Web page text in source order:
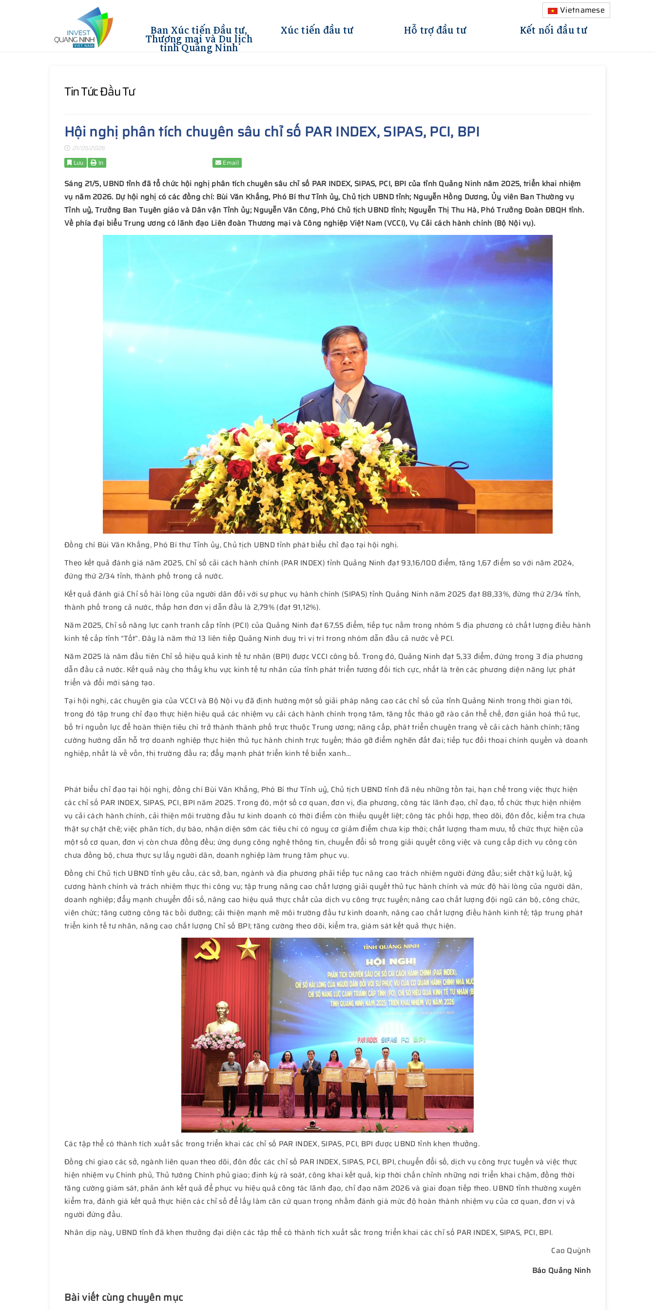
Vietnamese
Ban Xúc tiến Đầu tư,
Thương mại và Du lịch
tỉnh Quảng Ninh
Xúc tiến đầu tư Hỗ trợ đầu tư Kết nối đầu tư
Tin Tức Đầu Tư
Hội nghị phân tích chuyên sâu chỉ số PAR INDEX, SIPAS, PCI, BPI
21/05/2026
Lưu
In Email
Sáng 21/5, UBND tỉnh đã tổ chức hội nghị phân tích chuyên sâu chỉ số PAR INDEX, SIPAS, PCI, BPI của tỉnh Quảng Ninh năm 2025, triển khai nhiệm
vụ năm 2026. Dự hội nghị có các đồng chí: Bùi Văn Khắng, Phó Bí thư Tỉnh ủy, Chủ tịch UBND tỉnh; Nguyễn Hồng Dương, Ủy viên Ban Thường vụ
Tỉnh uỷ, Trưởng Ban Tuyên giáo và Dân vận Tỉnh ủy; Nguyễn Văn Công, Phó Chủ tịch UBND tỉnh; Nguyễn Thị Thu Hà, Phó Trưởng Đoàn ĐBQH tỉnh.
Về phía đại biểu Trung ương có lãnh đạo Liên đoàn Thương mại và Công nghiệp Việt Nam (VCCI), Vụ Cải cách hành chính (Bộ Nội vụ).
Đồng chí Bùi Văn Khắng, Phó Bí thư Tỉnh ủy, Chủ tịch UBND tỉnh phát biểu chỉ đạo tại hội nghị.
Theo kết quả đánh giá năm 2025, Chỉ số cải cách hành chính (PAR INDEX) tỉnh Quảng Ninh đạt 93,16/100 điểm, tăng 1,67 điểm so với năm 2024,
đứng thứ 2/34 tỉnh, thành phố trong cả nước.
Kết quả đánh giá Chỉ số hài lòng của người dân đối với sự phục vụ hành chính (SIPAS) tỉnh Quảng Ninh năm 2025 đạt 88,33%, đứng thứ 2/34 tỉnh,
thành phố trong cả nước, thấp hơn đơn vị dẫn đầu là 2,79% (đạt 91,12%).
Năm 2025, Chỉ số năng lực cạnh tranh cấp tỉnh (PCI) của Quảng Ninh đạt 67,55 điểm, tiếp tục nằm trong nhóm 5 địa phương có chất lượng điều hành
kinh tế cấp tỉnh “Tốt”. Đây là năm thứ 13 liên tiếp Quảng Ninh duy trì vị trí trong nhóm dẫn đầu cả nước về PCI.
Năm 2025 là năm đầu tiên Chỉ số hiệu quả kinh tế tư nhân (BPI) được VCCI công bố. Trong đó, Quảng Ninh đạt 5,33 điểm, đứng trong 3 địa phương
dẫn đầu cả nước. Kết quả này cho thấy khu vực kinh tế tư nhân của tỉnh phát triển tương đối tích cực, nhất là trên các phương diện năng lực phát
triển và đổi mới sáng tạo.
Tại hội nghị, các chuyên gia của VCCI và Bộ Nội vụ đã định hướng một số giải pháp nâng cao các chỉ số của tỉnh Quảng Ninh trong thời gian tới,
trong đó tập trung chỉ đạo thực hiện hiệu quả các nhiệm vụ cải cách hành chính trọng tâm, tăng tốc tháo gỡ rào cản thể chế, đơn giản hoá thủ tục,
bố trí nguồn lực để hoàn thiện tiêu chí trở thành thành phố trực thuộc Trung ương; nâng cấp, phát triển chuyên trang về cải cách hành chính; tăng
cường hướng dẫn hỗ trợ doanh nghiệp thực hiện thủ tục hành chính trực tuyến; tháo gỡ điểm nghẽn đất đai; tiếp tục đối thoại chính quyền và doanh
nghiệp, nhất là về vốn, thị trường đầu ra; đẩy mạnh phát triển kinh tế biển xanh…
Phát biểu chỉ đạo tại hội nghị, đồng chí Bùi Văn Khắng, Phó Bí thư Tỉnh uỷ, Chủ tịch UBND tỉnh đã nêu những tồn tại, hạn chế trong việc thực hiện
các chỉ số PAR INDEX, SIPAS, PCI, BPI năm 2025. Trong đó, một số cơ quan, đơn vị, địa phương, công tác lãnh đạo, chỉ đạo, tổ chức thực hiện nhiệm
vụ cải cách hành chính, cải thiện môi trường đầu tư kinh doanh có thời điểm còn thiếu quyết liệt; công tác phối hợp, theo dõi, đôn đốc, kiểm tra chưa
thật sự chặt chẽ; việc phân tích, dự báo, nhận diện sớm các tiêu chí có nguy cơ giảm điểm chưa kịp thời; chất lượng tham mưu, tổ chức thực hiện của
một số cơ quan, đơn vị còn chưa đồng đều; ứng dụng công nghệ thông tin, chuyển đổi số trong giải quyết công việc và cung cấp dịch vụ công còn
chưa đồng bộ, chưa thực sự lấy người dân, doanh nghiệp làm trung tâm phục vụ.
Đồng chí Chủ tịch UBND tỉnh yêu cầu, các sở, ban, ngành và địa phương phải tiếp tục nâng cao trách nhiệm người đứng đầu; siết chặt kỷ luật, kỷ
cương hành chính và trách nhiệm thực thi công vụ; tập trung nâng cao chất lượng giải quyết thủ tục hành chính và mức độ hài lòng của người dân,
doanh nghiệp; đẩy mạnh chuyển đổi số, nâng cao hiệu quả thực chất của dịch vụ công trực tuyến; nâng cao chất lượng đội ngũ cán bộ, công chức,
viên chức; tăng cường công tác bồi dưỡng; cải thiện mạnh mẽ môi trường đầu tư kinh doanh, nâng cao chất lượng điều hành kinh tế; tập trung phát
triển kinh tế tư nhân, nâng cao chất lượng Chỉ số BPI; tăng cường theo dõi, kiểm tra, giám sát kết quả thực hiện.
Các tập thể có thành tích xuất sắc trong triển khai các chỉ số PAR INDEX, SIPAS, PCI, BPI được UBND tỉnh khen thưởng.
Đồng chí giao các sở, ngành liên quan theo dõi, đôn đốc các chỉ số PAR INDEX, SIPAS, PCI, BPI, chuyển đổi số, dịch vụ công trực tuyến và việc thực
hiện nhiệm vụ Chính phủ, Thủ tướng Chính phủ giao; định kỳ rà soát, công khai kết quả, kịp thời chấn chỉnh những nơi triển khai chậm, đồng thời
tăng cường giám sát, phản ánh kết quả để phục vụ hiệu quả công tác lãnh đạo, chỉ đạo năm 2026 và giai đoạn tiếp theo. UBND tỉnh thường xuyên
kiểm tra, đánh giá kết quả thực hiện các chỉ số để lấy làm căn cứ quan trọng nhằm đánh giá mức độ hoàn thành nhiệm vụ của cơ quan, đơn vị và
người đứng đầu.
Nhân dịp này, UBND tỉnh đã khen thưởng đại diện các tập thể có thành tích xuất sắc trong triển khai các chỉ số PAR INDEX, SIPAS, PCI, BPI.
Cao Quỳnh
Báo Quảng Ninh
Bài viết cùng chuyên mục